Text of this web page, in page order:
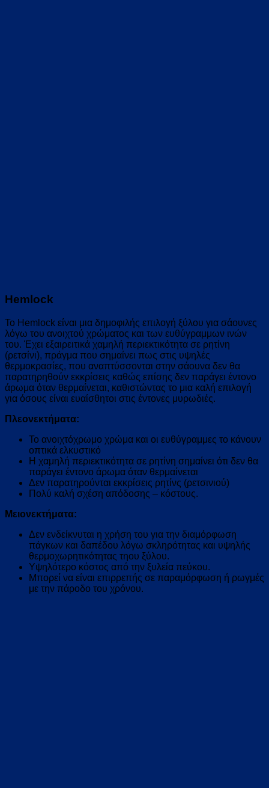
Hemlock
Το Hemlock είναι μια δημοφιλής επιλογή ξύλου για σάουνες
λόγω του ανοιχτού χρώματος και των ευθύγραμμων ινών
του. Έχει εξαιρειτικά χαμηλή περιεκτικότητα σε ρητίνη
(ρετσίνι), πράγμα που σημαίνει πως στις υψηλές
θερμοκρασίες, που αναπτύσσονται στην σάουνα δεν θα
παρατηρηθούν εκκρίσεις καθώς επίσης δεν παράγει έντονο
άρωμα όταν θερμαίνεται, καθιστώντας το μια καλή επιλογή
για όσους είναι ευαίσθητοι στις έντονες μυρωδιές.
Πλεονεκτήματα:
Το ανοιχτόχρωμο χρώμα και οι ευθύγραμμες το κάνουν
οπτικά ελκυστικό
Η χαμηλή περιεκτικότητα σε ρητίνη σημαίνει ότι δεν θα
παράγει έντονο άρωμα όταν θερμαίνεται
Δεν παρατηρούνται εκκρίσεις ρητίνς (ρετσινιού)
Πολύ καλή σχέση απόδοσης – κόστους.
Μειονεκτήματα:
Δεν ενδείκνυται η χρήση του για την διαμόρφωση
πάγκων και δαπέδου λόγω σκληρότητας και υψηλής
θερμοχωρητικότητας τηου ξύλου.
Υψηλότερο κόστος από την ξυλεία πεύκου.
Μπορεί να είναι επιρρεπής σε παραμόρφωση ή ρωγμές
με την πάροδο του χρόνου.